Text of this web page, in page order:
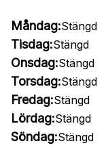
Måndag:Stängd
Tisdag:Stängd
Onsdag:Stängd
Torsdag:Stängd
Fredag:Stängd
Lördag:Stängd
Söndag:Stängd